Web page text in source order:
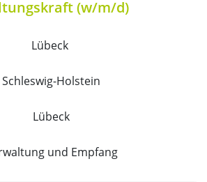
(w/m/d)
Lübeck
Schleswig-Holstein
Lübeck
und Empfang